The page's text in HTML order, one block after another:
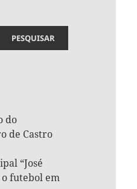
PESQUISAR
do
de Castro
“José
o futebol em